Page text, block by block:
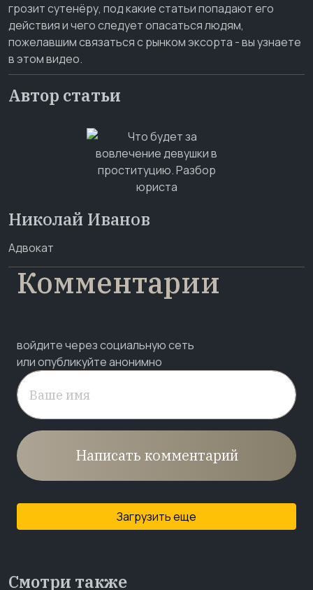
грозит сутенёру, под какие статьи попадают его
действия и чего следует опасаться людям,
пожелавшим связаться с рынком эксорта - вы узнаете
в этом видео.
Автор статьи
Николай Иванов
Адвокат
Комментарии
войдите через социальную сеть
или опубликуйте анонимно
Написать комментарий
Загрузить еще
Смотри также